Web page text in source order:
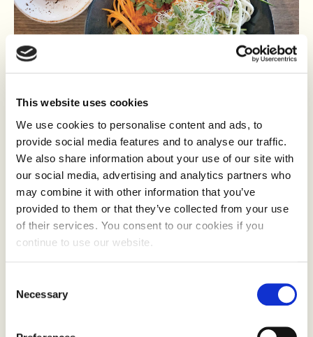
This website uses cookies
We use cookies to personalise content and ads, to
provide social media features and to analyse our traffic.
We also share information about your use of our site with
our social media, advertising and analytics partners who
may combine it with other information that you’ve
provided to them or that they’ve collected from your use
of their services. You consent to our cookies if you
continue to use our website.
Selection
Necessary
Bevisstheten rundt økologi hos både forbrukere,
leverandører og grossister opplever Dogan som
økende.
– Å følge regelverket kunne vært mer
strømlinjeformet, særlig for å få ut rapporter og
godkjenningen vår. Men når leverandørene får
flere og flere på døra som vil ha gode løsninger